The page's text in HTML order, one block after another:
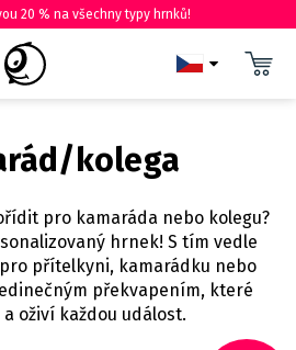
20 % na všechny typy hrnků!
kolega
pro kamaráda nebo kolegu?
hrnek! S tím vedle
přítelkyni, kamarádku nebo
překvapením, které
oživí každou událost.